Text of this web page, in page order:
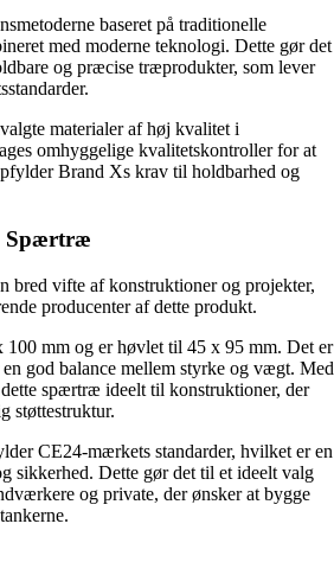
baseret på traditionelle
med moderne teknologi. Dette gør det
og præcise træprodukter, som lever
materialer af høj kvalitet i
omhyggelige kvalitetskontroller for at
Brand Xs krav til holdbarhed og
Spærtræ
bred vifte af konstruktioner og projekter,
producenter af dette produkt.
100 mm og er høvlet til 45 x 95 mm. Det er
god balance mellem styrke og vægt. Med
spærtræ ideelt til konstruktioner, der
støttestruktur.
CE24-mærkets standarder, hvilket er en
sikkerhed. Dette gør det til et ideelt valg
og private, der ønsker at bygge